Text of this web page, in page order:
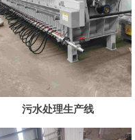
污水处理生产线